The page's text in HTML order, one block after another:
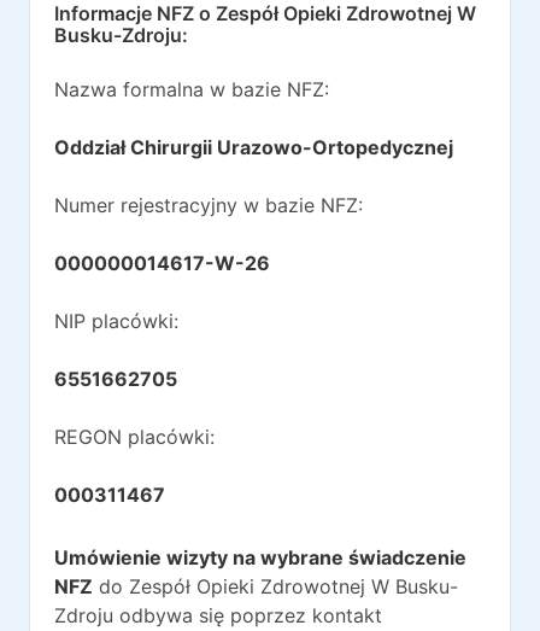
Informacje NFZ o Zespół Opieki Zdrowotnej W
Busku-Zdroju:
Nazwa formalna w bazie NFZ:
Oddział Chirurgii Urazowo-Ortopedycznej
Numer rejestracyjny w bazie NFZ:
000000014617-W-26
NIP placówki:
6551662705
REGON placówki:
000311467
Umówienie wizyty na wybrane świadczenie
NFZ do Zespół Opieki Zdrowotnej W Busku-
Zdroju odbywa się poprzez kontakt